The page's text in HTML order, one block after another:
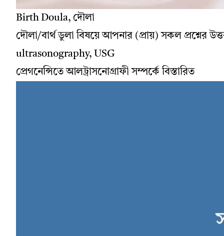
Birth Doula, দৌলা
দৌলা/বার্থ ডুলা বিষয়ে আপনার (প্রায়) সকল প্রশ্নের
ultrasonography, USG
প্রেগনেন্সিতে আলট্রাসনোগ্রাফী সম্পর্কে বিস্তারিত